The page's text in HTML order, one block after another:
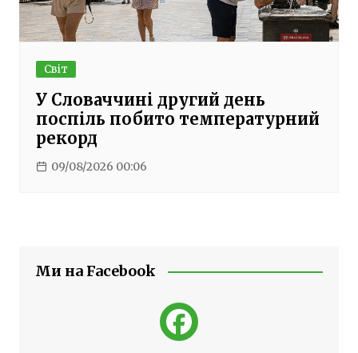
Світ
У Словаччині другий день
поспіль побито температурний
рекорд
09/08/2026 00:06
Ми на Facebook